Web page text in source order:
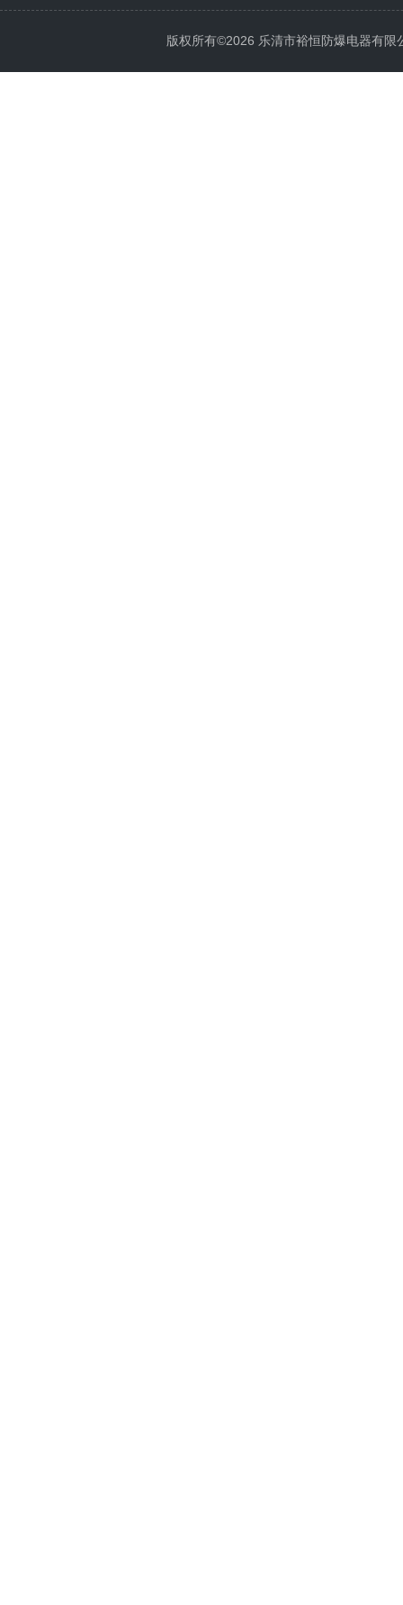
版权所有©2026 乐清市裕恒防爆电器有